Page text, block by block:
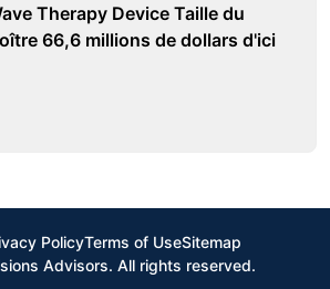
Therapy Device Taille du
66,6 millions de dollars d'ici
PolicyTerms of UseSitemap
Advisors. All rights reserved.